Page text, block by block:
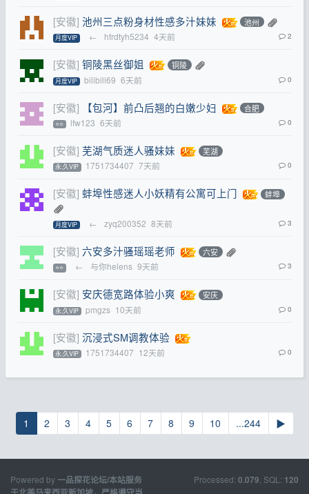
[安徽] 池州三点粉身材性感多汁妹妹 池州
月度VIP ← hfrdtyh5234 4天前 2
[安徽] 铜陵黑丝御姐 铜陵
月度VIP bilibili69 6天前 0
[安徽] 【包河】前凸后翘的白嫩少妇 合肥
⭐⭐ lfw123 6天前 0
[安徽] 芜湖气质迷人骚妹妹 芜湖
永.久VIP 1751734407 7天前 0
[安徽] 蚌埠性感迷人小妖精有公寓可上门 蚌埠
月度VIP ← zyq200352 8天前 3
[安徽] 六安多汁骚瑶瑶老师 六安
⭐⭐ ← 与你helens 9天前 3
[安徽] 安庆德宽路体验小爽 安庆
永.久VIP pmgzs 10天前 0
[安徽] 沉浸式SM调教体验
永.久VIP 1751734407 12天前 0
1 2 3 4 5 6 7 8 9 10 ...244 ▶
Powered by一品探花论坛/本站服务
Processed: 0.079 , SQL: 120